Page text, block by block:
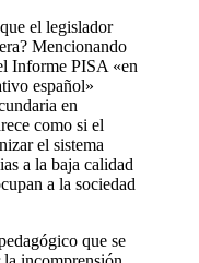
el legislador
Mencionando
Informe PISA «en
español»
en
como si el
el sistema
a la baja calidad
a la sociedad
que se